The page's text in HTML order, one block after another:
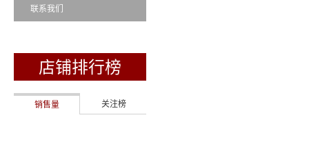
联系我们
店铺排行榜
销售量 关注榜